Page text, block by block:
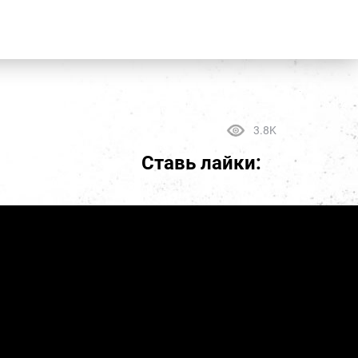
3.8K
Ставь лайки: